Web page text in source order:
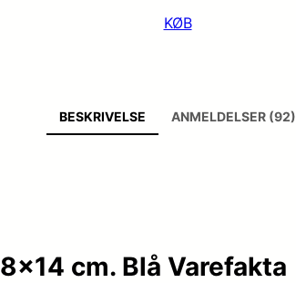
KØB
BESKRIVELSE ANMELDELSER (92)
cm. Blå Varefakta